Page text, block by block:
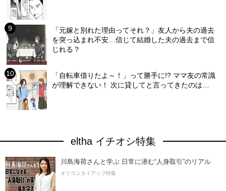
「元嫁と別れた理由ってそれ？」友人から夫の過去
を突っ込まれ不安…信じて結婚した夫の過去まで信
じれる？
「自転車借りたよ～！」って勝手に!? ママ友の常識
が理解できない！ 次に貸してと言ってきたのは…
eltha イチオシ特集
川島海荷さんと学ぶ 日常に潜む“人身取引”のリアル
オリコンタイアップ特集